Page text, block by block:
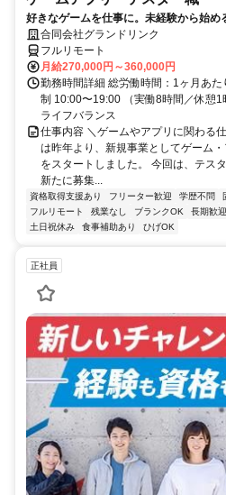
好きなゲームを仕事に。未経験から始め
合同会社グランドリンク
フルリモート
月給270,000円～360,000円
勤務時間詳細 総労働時間：1ヶ月あ
制 10:00〜19:00 （実働8時間／休憩1
ライフバランス
仕事内容 ＼ゲームやアプリに関わる
は昨年より、新規事業としてゲーム
をスタートしました。 今回は、テス
新たに募集...
資格取得支援あり フリーター歓迎 学歴不問
フルリモート
残業なし ブランクOK 長期歓迎
土日祝休み
食事補助あり ひげOK
正社員